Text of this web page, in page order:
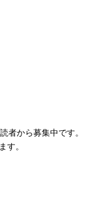
者から募集中です。
す。